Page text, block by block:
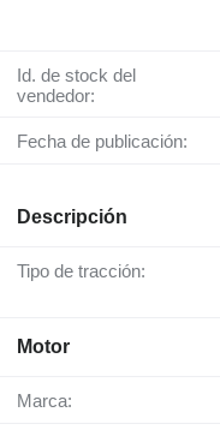
Id. de stock del
vendedor:
Fecha de publicación:
Descripción
Tipo de tracción:
Motor
Marca: